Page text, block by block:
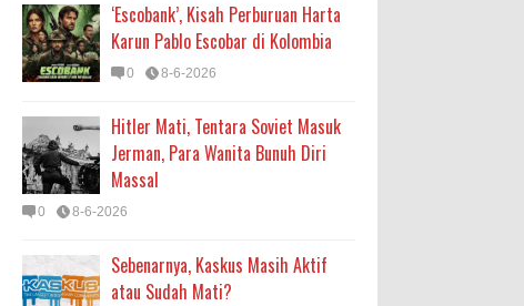
‘Escobank’, Kisah Perburuan Harta
Karun Pablo Escobar di Kolombia
0 8-6-2026
Hitler Mati, Tentara Soviet Masuk
Jerman, Para Wanita Bunuh Diri
Massal
0 8-6-2026
Sebenarnya, Kaskus Masih Aktif
atau Sudah Mati?